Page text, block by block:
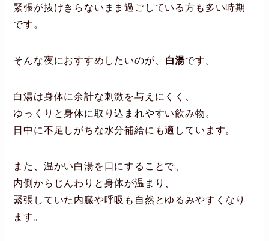
緊張が抜けきらないまま過ごしている方も多い時期
です。
そんな夜におすすめしたいのが、 白湯です。
白湯は身体に余計な刺激を与えにくく、
ゆっくりと身体に取り込まれやすい飲み物。
日中に不足しがちな水分補給にも適しています。
また、温かい白湯を口にすることで、
内側からじんわりと身体が温まり、
緊張していた内臓や呼吸も自然とゆるみやすくなり
ます。